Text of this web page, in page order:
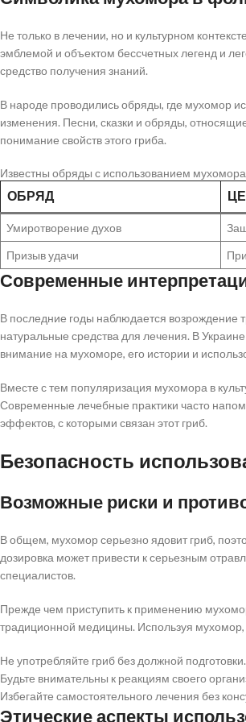
Не только в лечении, но и культурном
эмблемой и объектом бессчетных легенд и
средство получения знаний.
В народе проводились обряды, где мухомор
изменения. Песни, сказки и обряды,
понимание свойств этого гриба.
Известны обряды с использованием мухомора
ОБРЯД
Умиротворение духов
Призыв удачи
Современные
В последние годы наблюдается возрождение
натуральные средства для лечения. В
внимание на мухоморе, его истории и
Вместе с тем популяризация мухомора в
Современные лечебные практики часто
эффектов, с которыми связан этот гриб.
Безопасность
Возможные риски и
В общем, мухомор серьезно ядовит гриб,
дозировка может привести к серьезным
специалистов.
Прежде чем приступить к применению
традиционной медицины. Используя
Не употребляйте гриб без должной подготовки.
Будьте внимательны к реакциям своего
Избегайте самостоятельного лечения без